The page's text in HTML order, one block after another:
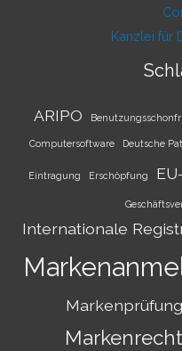
Kanzlei für
ARIPO
Computersoftware Deutsche
Eintragung Erschöpfung
Internationale
Markenprüfung
Markenrecht